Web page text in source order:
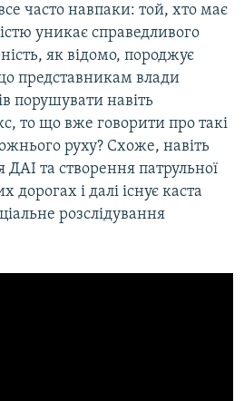
часто навпаки: той, хто має
уникає справедливого
як відомо, породжує
представникам влади
порушувати навіть
то що вже говорити про такі
руху? Схоже, навіть
та створення патрульної
дорогах і далі існує каста
розслідування